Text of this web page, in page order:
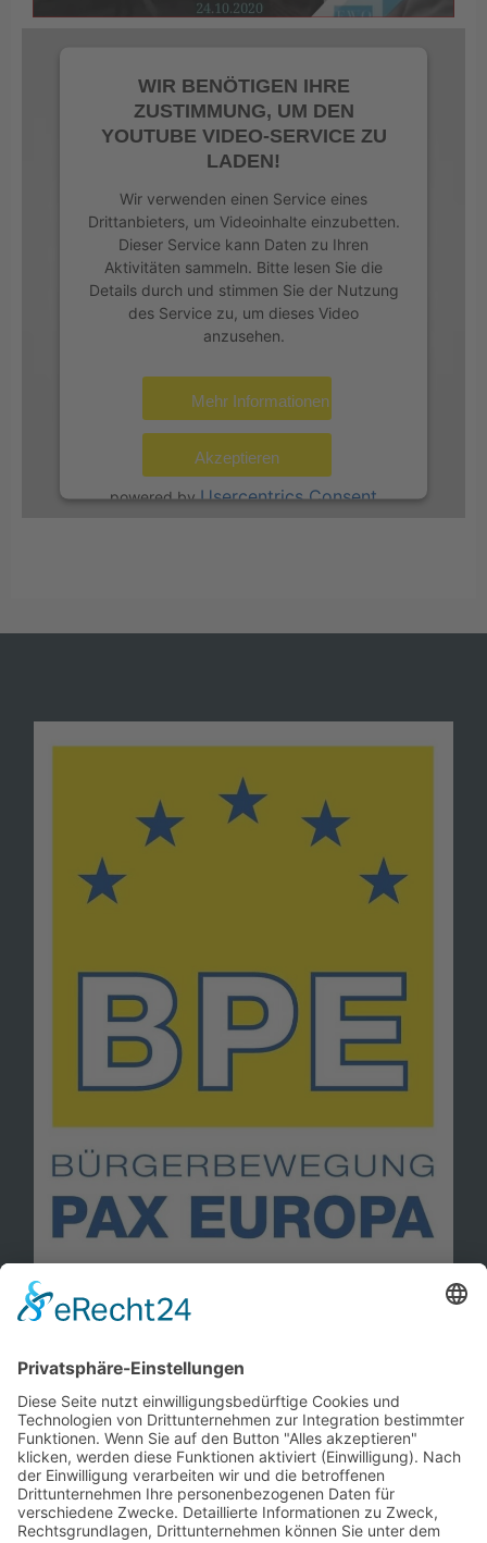
WIR BENÖTIGEN IHRE
ZUSTIMMUNG, UM DEN
YOUTUBE VIDEO-SERVICE ZU
LADEN!
Wir verwenden einen Service eines
Drittanbieters, um Videoinhalte einzubetten.
Dieser Service kann Daten zu Ihren
Aktivitäten sammeln. Bitte lesen Sie die
Details durch und stimmen Sie der Nutzung
des Service zu, um dieses Video
anzusehen.
Mehr Informationen
Akzeptieren
powered byUsercentrics Consent
Kontakt
Mitglied werden!
Impressum
Datenschutz